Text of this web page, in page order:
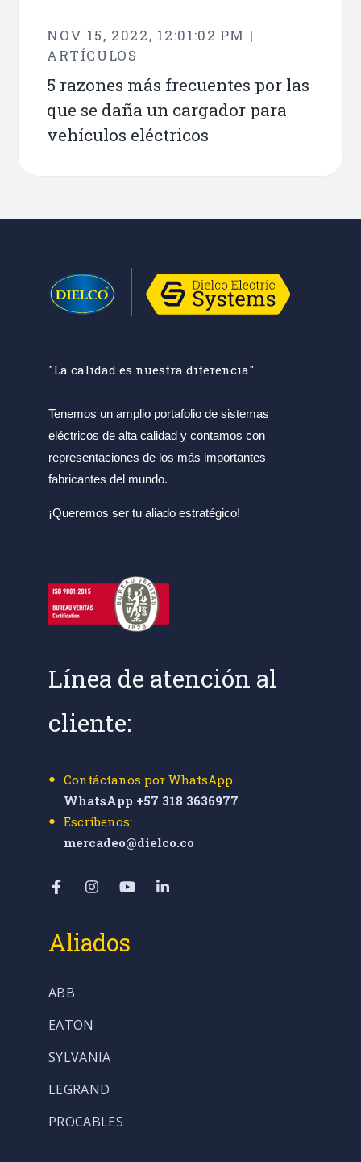
NOV 15, 2022, 12:01:02 PM |
ARTÍCULOS
5 razones más frecuentes por las
que se daña un cargador para
vehículos eléctricos
"La calidad es nuestra diferencia"
Tenemos un amplio portafolio de sistemas
eléctricos de alta calidad y contamos con
representaciones de los más importantes
fabricantes del mundo.
¡Queremos ser tu aliado estratégico!
Línea de atención al
cliente:
Contáctanos por WhatsApp
WhatsApp +57 318 3636977
Escríbenos:
mercadeo@dielco.co
Aliados
ABB
EATON
SYLVANIA
LEGRAND
PROCABLES